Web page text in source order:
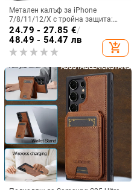
Метален калъф за iPhone
7/8/11/12/X с тройна защита:
удароустойчив, прахоустойчив и
запечатан
24.79 - 27.85 €/
48.49 - 54.47 лв
add_shopping_cart